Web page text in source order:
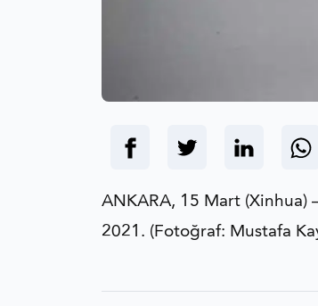
ANKARA, 15 Mart (Xinhua)
2021. (Fotoğraf: Mustafa